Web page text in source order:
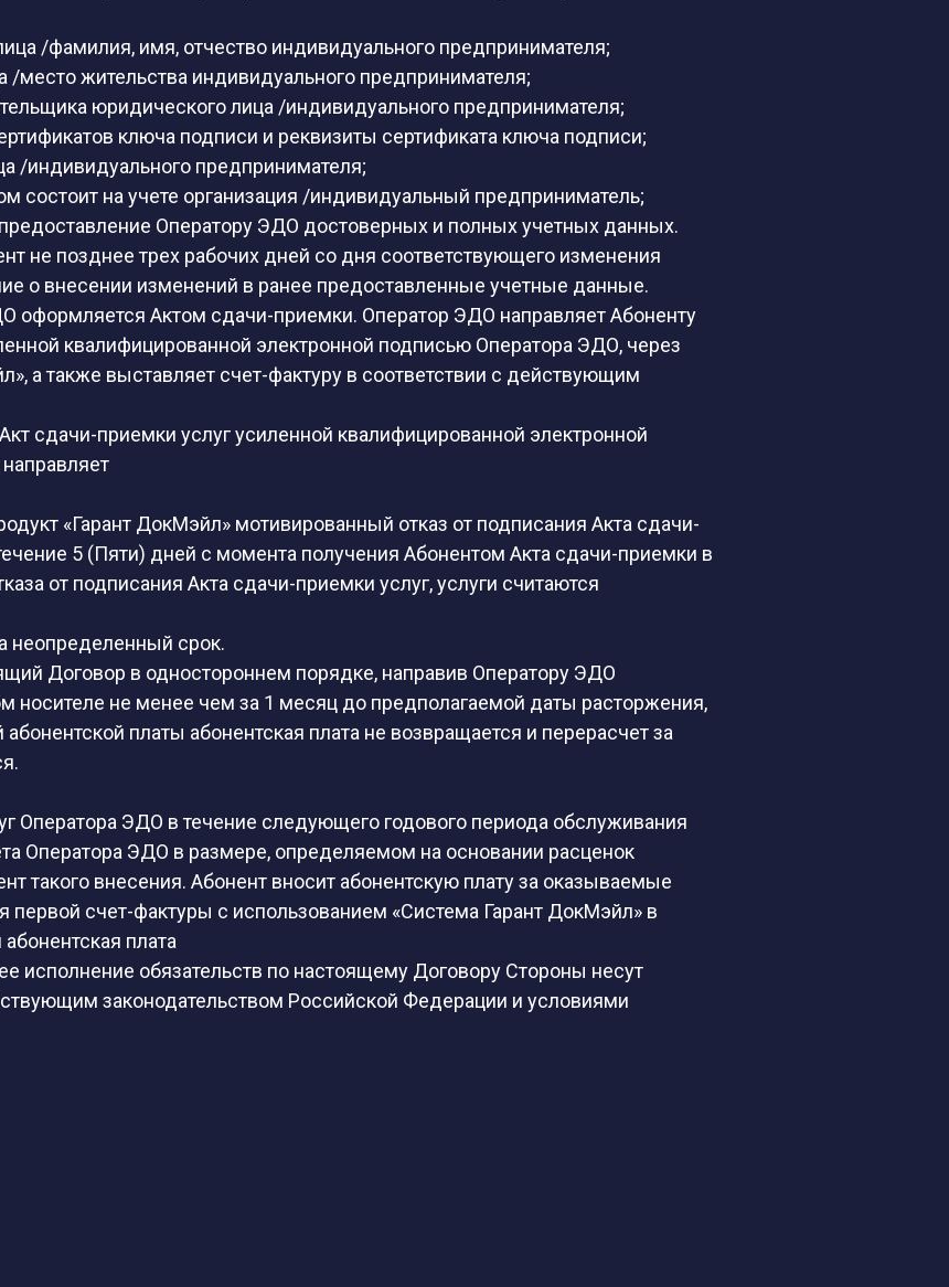
/фамилия, имя, отчество индивидуального предпринимателя;
место жительства индивидуального предпринимателя;
юридического лица /индивидуального предпринимателя;
ключа подписи и реквизиты сертификата ключа подписи;
/индивидуального предпринимателя;
состоит на учете организация /индивидуальный предприниматель;
предоставление Оператору ЭДО достоверных и полных учетных данных.
не позднее трех рабочих дней со дня соответствующего изменения
о внесении изменений в ранее предоставленные учетные данные.
оформляется Актом сдачи-приемки. Оператор ЭДО направляет Абоненту
квалифицированной электронной подписью Оператора ЭДО, через
а также выставляет счет-фактуру в соответствии с действующим
сдачи-приемки услуг усиленной квалифицированной электронной
«Гарант ДокМэйл» мотивированный отказ от подписания Акта сдачи-
5 (Пяти) дней с момента получения Абонентом Акта сдачи-приемки в
от подписания Акта сдачи-приемки услуг, услуги считаются
неопределенный срок.
Договор в одностороннем порядке, направив Оператору ЭДО
носителе не менее чем за 1 месяц до предполагаемой даты расторжения,
платы абонентская плата не возвращается и перерасчет за
Оператора ЭДО в течение следующего годового периода обслуживания
Оператора ЭДО в размере, определяемом на основании расценок
такого внесения. Абонент вносит абонентскую плату за оказываемые
счет-фактуры с использованием «Система Гарант ДокМэйл» в
плата
исполнение обязательств по настоящему Договору Стороны несут
законодательством Российской Федерации и условиями